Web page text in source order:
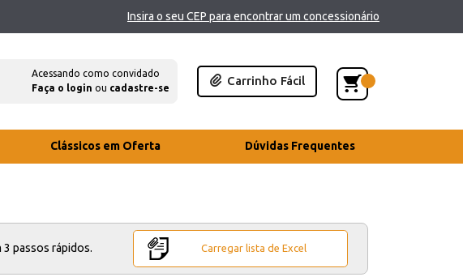
Insira o seu CEP para encontrar um concessionário
Acessando como convidado
Faça o login ou cadastre-se
Carrinho Fácil
Clássicos em Oferta Dúvidas Frequentes
3 passos rápidos. Carregar lista de Excel